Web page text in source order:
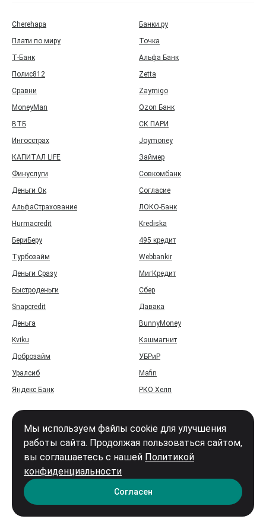
Cherehapa
Банки.ру
Плати по миру
Точка
Т‑Банк
Альфа Банк
Полис812
Zetta
Сравни
Zaymigo
MoneyMan
Ozon Банк
ВТБ
СК ПАРИ
Ингосстрах
Joymoney
КАПИТАЛ LIFE
Займер
Финуслуги
Совкомбанк
Деньги Ок
Согласие
АльфаСтрахование
ЛОКО-Банк
Hurmacredit
Krediska
БериБеру
495 кредит
Турбозайм
Webbankir
Деньги Сразу
МигКредит
Быстроденьги
Сбер
Snapcredit
Давака
Деньга
BunnyMoney
Kviku
Кэшмагнит
Доброзайм
УБРиР
Уралсиб
Mafin
Яндекс Банк
РКО Хелп
Карта сайта
Мы используем файлы cookie для улучшения
работы сайта. Продолжая пользоваться сайтом,
вы соглашаетесь с нашей Политикой
конфиденциальности
Согласен